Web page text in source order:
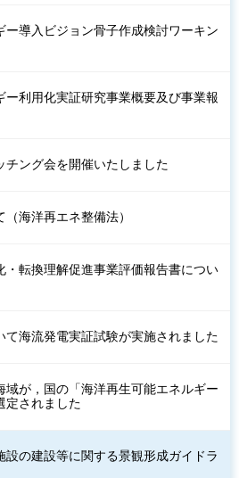
ー導入ビジョン骨子作成検討ワーキン
ー利用化実証研究事業概要及び事業報
チング会を開催いたしました
海洋再エネ整備法）
・転換理解促進事業評価報告書につい
て海流発電実証試験が実施されました
域が，国の「海洋再生可能エネルギー
定されました
設の建設等に関する景観形成ガイドラ